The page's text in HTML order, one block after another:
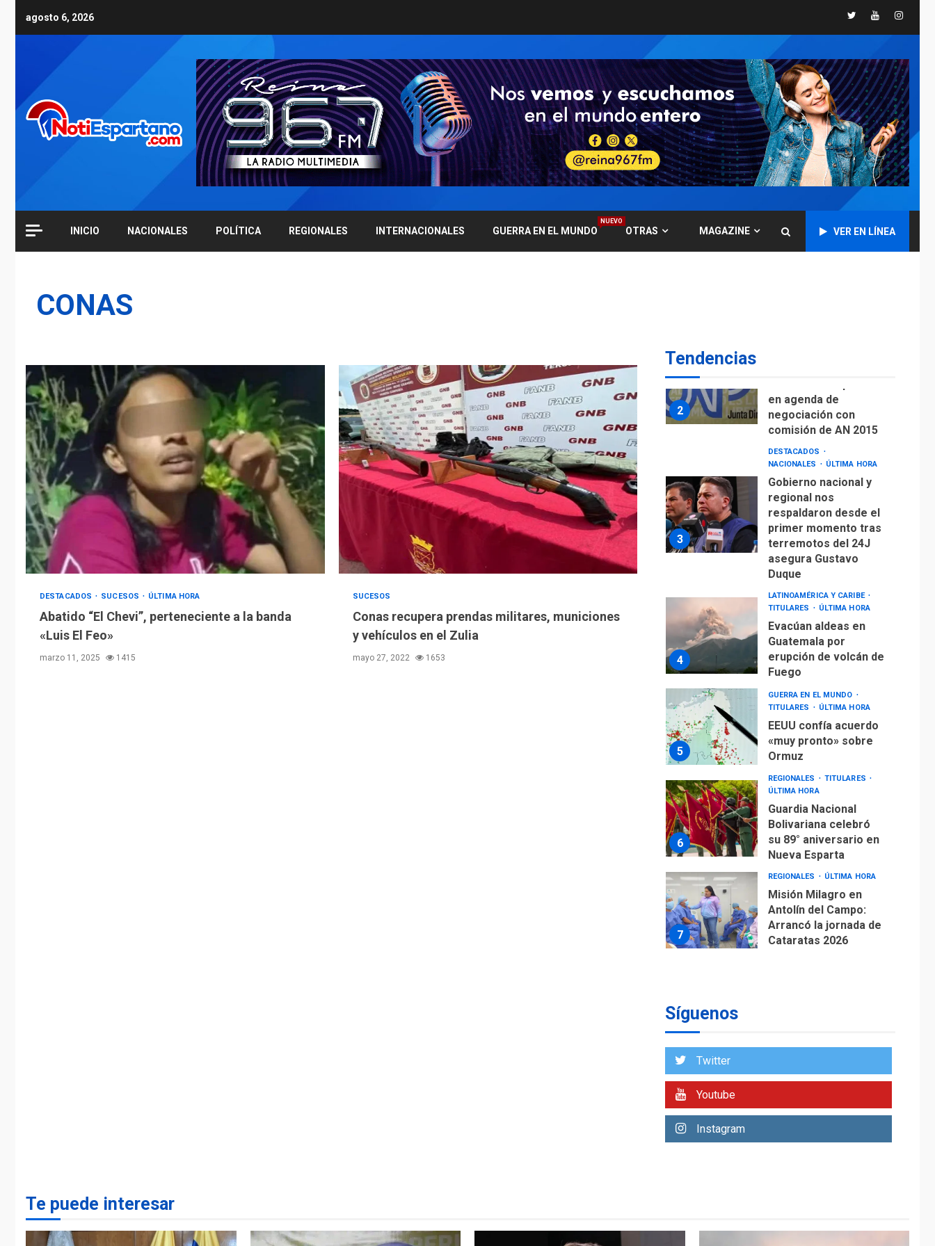
agosto 6, 2026 TwitterYoutube
INICIO NACIONALES POLÍTICA REGIONALES INTERNACIONALES GUERRA EN EL MUNDO
NUEVO
OTRAS MAGAZINE VER EN LÍNEA
CONAS
DESTACADOS SUCESOS ÚLTIMA HORA
Abatido “El Chevi”, perteneciente a la banda
«Luis El Feo»
marzo 11, 2025 1415
SUCESOS
Conas recupera prendas militares, municiones
y vehículos en el Zulia
mayo 27, 2022 1653
Tendencias
6
REGIONALES
ÚLTIMA HORA
Guardia Nacional
Bolivariana celebró
su 89° aniversario en
Nueva Esparta
REGIONALES ÚLTIMA HORA
Misión Milagro en
Antolín del Campo:
Arrancó la jornada de
Cataratas 2026
ÚLTIMA HORA
Concejo Municipal de
2
en agenda de
negociación con
comisión de AN 2015
3
DESTACADOS
NACIONALES
ÚLTIMA HORA
Gobierno nacional y
regional nos
respaldaron desde el
primer momento tras
terremotos del 24J
asegura Gustavo
Duque
4
LATINOAMÉRICA Y CARIBE
TITULARES
ÚLTIMA HORA
Evacúan aldeas en
Guatemala por
erupción de volcán de
Fuego
5
GUERRA EN EL MUNDO
TITULARES
ÚLTIMA HORA
EEUU confía acuerdo
«muy pronto» sobre
Ormuz
6
REGIONALES
TITULARES
ÚLTIMA HORA
Guardia Nacional
Bolivariana celebró
su 89° aniversario en
Nueva Esparta
7
REGIONALES ÚLTIMA HORA
Misión Milagro en
Antolín del Campo:
Arrancó la jornada de
Cataratas 2026
1
POLÍTICA
TITULARES
CNP plantea incluir
regional nos
Síguenos
Twitter
Youtube
Instagram
Te puede interesar